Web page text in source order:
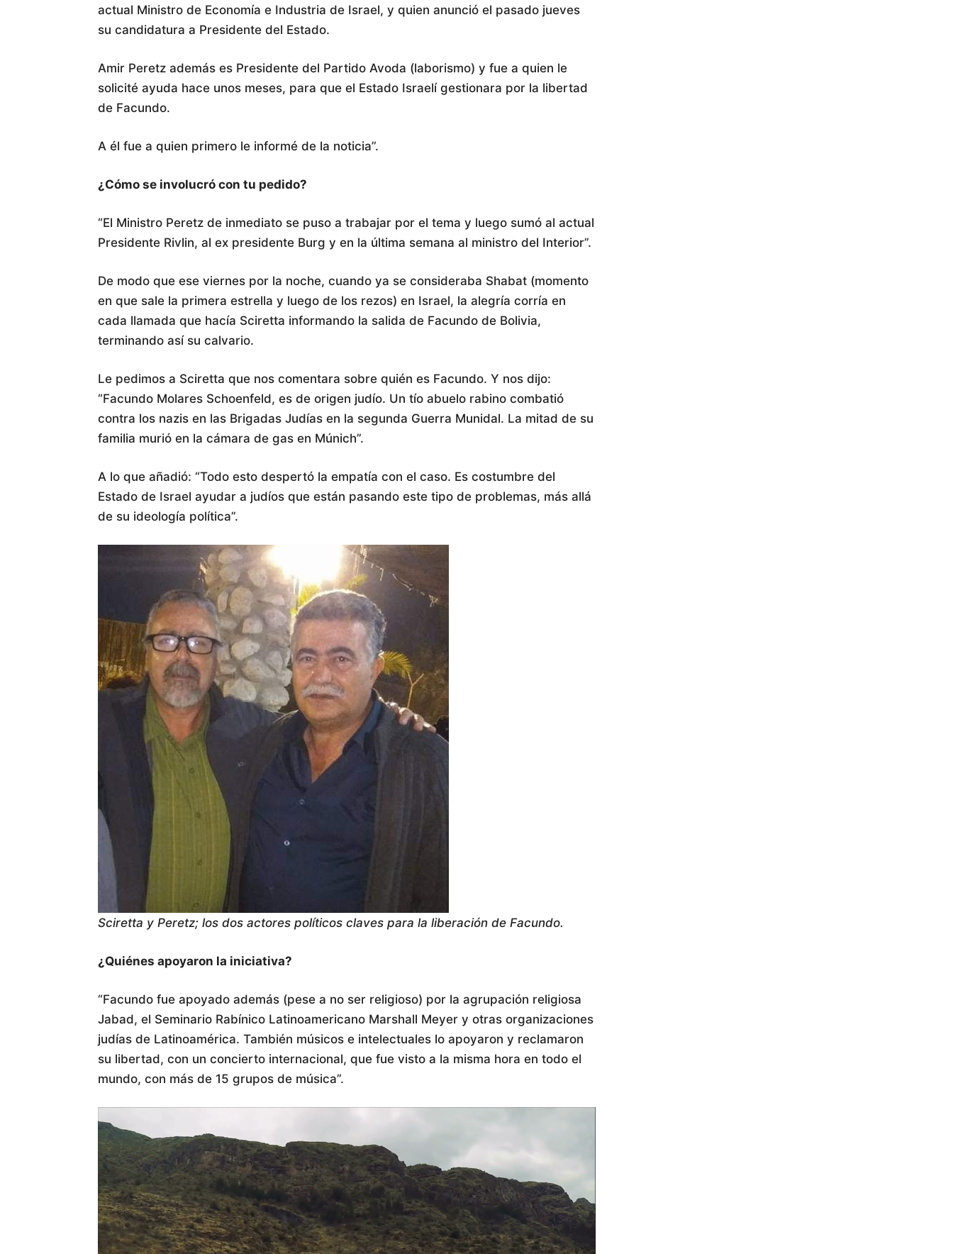
actual Ministro de Economía e Industria de Israel, y quien anunció el pasado jueves
su candidatura a Presidente del Estado.
Amir Peretz además es Presidente del Partido Avoda (laborismo) y fue a quien le
solicité ayuda hace unos meses, para que el Estado Israelí gestionara por la libertad
de Facundo.
A él fue a quien primero le informé de la noticia”.
¿Cómo se involucró con tu pedido?
“El Ministro Peretz de inmediato se puso a trabajar por el tema y luego sumó al actual
Presidente Rivlin, al ex presidente Burg y en la última semana al ministro del Interior”.
De modo que ese viernes por la noche, cuando ya se consideraba Shabat (momento
en que sale la primera estrella y luego de los rezos) en Israel, la alegría corría en
cada llamada que hacía Sciretta informando la salida de Facundo de Bolivia,
terminando así su calvario.
Le pedimos a Sciretta que nos comentara sobre quién es Facundo. Y nos dijo:
“Facundo Molares Schoenfeld, es de origen judío. Un tío abuelo rabino combatió
contra los nazis en las Brigadas Judías en la segunda Guerra Munidal. La mitad de su
familia murió en la cámara de gas en Múnich”.
A lo que añadió: “Todo esto despertó la empatía con el caso. Es costumbre del
Estado de Israel ayudar a judíos que están pasando este tipo de problemas, más allá
de su ideología política”.
Sciretta y Peretz; los dos actores políticos claves para la liberación de Facundo.
¿Quiénes apoyaron la iniciativa?
“Facundo fue apoyado además (pese a no ser religioso) por la agrupación religiosa
Jabad, el Seminario Rabínico Latinoamericano Marshall Meyer y otras organizaciones
judías de Latinoamérica. También músicos e intelectuales lo apoyaron y reclamaron
su libertad, con un concierto internacional, que fue visto a la misma hora en todo el
mundo, con más de 15 grupos de música”.